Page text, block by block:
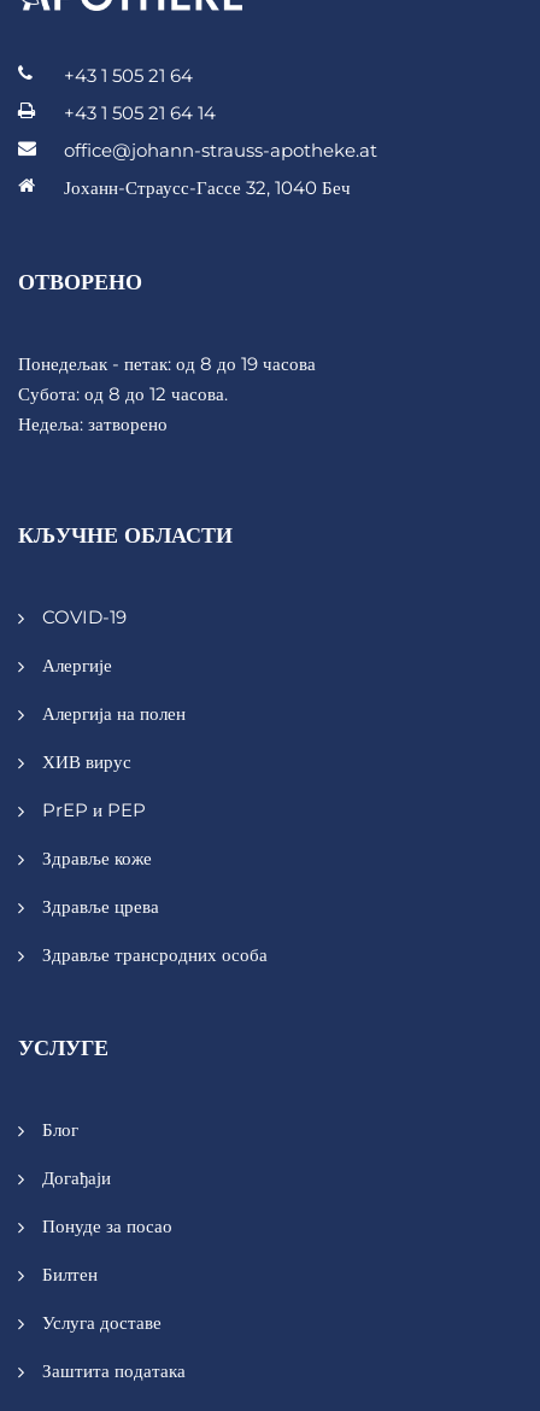
+43 1 505 21 64
+43 1 505 21 64 14
office@johann-strauss-apotheke.at
Јоханн-Страусс-Гассе 32, 1040 Беч
ОТВОРЕНО
Понедељак - петак: од 8 до 19 часова
Субота: од 8 до 12 часова.
Недеља: затворено
КЉУЧНЕ ОБЛАСТИ
COVID-19
Алергије
Алергија на полен
ХИВ вирус
PrEP и PEP
Здравље коже
Здравље црева
Здравље трансродних особа
УСЛУГЕ
Блог
Догађаји
Понуде за посао
Билтен
Услуга доставе
Заштита података